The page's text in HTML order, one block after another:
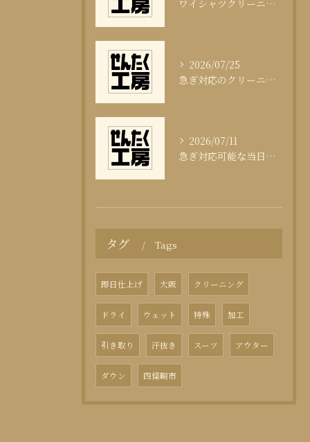
ワイシャツクリーニング頻度と清潔感の科学
2026/07/25
急ぎ対応のクリーニング即日サービスの秘訣
2026/07/11
急ぎ対応可能な当日クリーニングの実態
タグ Tags
即日仕上げ 大阪 クリーニング
ドライ ウェット 特殊 加工
引き取り 汗抜き スーツ アウター
ダウン 四條畷市